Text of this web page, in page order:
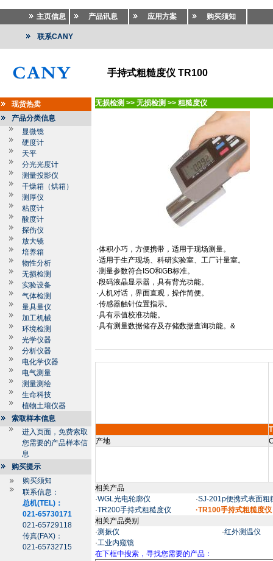
主页信息 产品讯息 应用方案 购买须知
联系CANY
手持式粗糙度仪 TR100
现货热卖
产品分类信息
显微镜
硬度计
天平
分光光度计
测量投影仪
干燥箱（烘箱）
测厚仪
粘度计
酸度计
探伤仪
放大镜
培养箱
物性分析
无损检测
实验设备
气体检测
量具量仪
加工机械
环境检测
光学仪器
分析仪器
电化学仪器
电气测量
测量测绘
生命科技
植物土壤仪器
索取样本信息
进入页面，免费索取
您需要的产品样本信
息
购买提示
购买须知
联系信息：
总机(TEL)：
021-65730171
021-65729118
传真(FAX)：
021-65732715
无损检测 >> 无损检测 >> 粗糙度仪
·体积小巧，方便携带，适用于现场测量。
·适用于生产现场、科研实验室、工厂计量室。
·测量参数符合 ISO和GB标准。
·段码液晶显示器，具有背光功能。
· 人机对话，界面直观，操作简便。
·传感器触针位置指示。
·具有示值校准功能。
·具有测量数据储存及存储数据查询功能。 &
产地
相关产品
·WGL光电轮廓仪 ·SJ-201p便携式表面粗
·TR200手持式粗糙度仪
·TR100手持式粗糙度仪
相关产品类别
·测振仪 ·红外测温仪
·工业内窥镜
在下框中搜索，寻找您需要的产品：